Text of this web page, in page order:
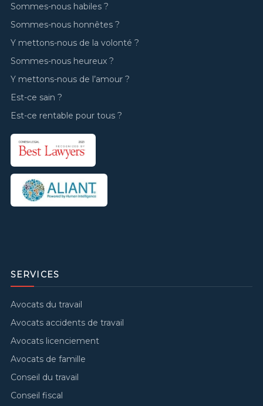
Sommes-nous habiles ?
Sommes-nous honnêtes ?
Y mettons-nous de la volonté ?
Sommes-nous heureux ?
Y mettons-nous de l’amour ?
Est-ce sain ?
Est-ce rentable pour tous ?
SERVICES
Avocats du travail
Avocats accidents de travail
Avocats licenciement
Avocats de famille
Conseil du travail
Conseil fiscal